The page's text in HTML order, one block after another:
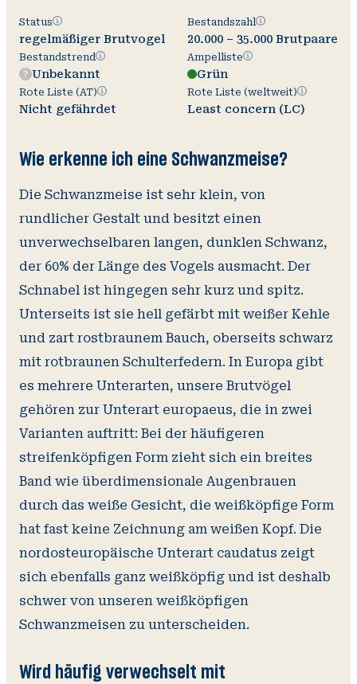
StatusStatus
regelmäßiger Brutvogel
BestandstrendBestandstrend
Unbekannt
Rote Liste (AT)Rote
Liste
(AT)
Nicht gefährdet
BestandszahlBestandszahl
20.000 – 35.000 Brutpaare
AmpellisteAmpelliste
Grün
Rote Liste (weltweit)Rote
Liste
(weltweit)
Least concern (LC)
Wie erkenne ich eine Schwanzmeise?
Die Schwanzmeise ist sehr klein, von
rundlicher Gestalt und besitzt einen
unverwechselbaren langen, dunklen Schwanz,
der 60% der Länge des Vogels ausmacht. Der
Schnabel ist hingegen sehr kurz und spitz.
Unterseits ist sie hell gefärbt mit weißer Kehle
und zart rostbraunem Bauch, oberseits schwarz
mit rotbraunen Schulterfedern. In Europa gibt
es mehrere Unterarten, unsere Brutvögel
gehören zur Unterart europaeus, die in zwei
Varianten auftritt: Bei der häufigeren
streifenköpfigen Form zieht sich ein breites
Band wie überdimensionale Augenbrauen
durch das weiße Gesicht, die weißköpfige Form
hat fast keine Zeichnung am weißen Kopf. Die
nordosteuropäische Unterart caudatus zeigt
sich ebenfalls ganz weißköpfig und ist deshalb
schwer von unseren weißköpfigen
Schwanzmeisen zu unterscheiden.
Wird häufig verwechselt mit